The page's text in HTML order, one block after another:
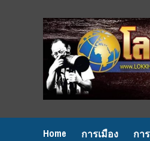
Home การเมือง กา